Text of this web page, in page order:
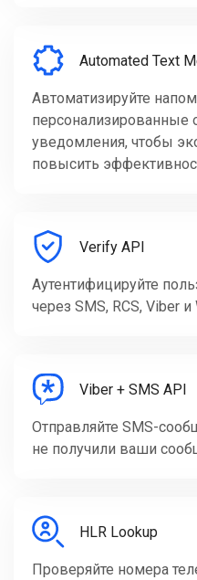
Automated Text
Автоматизируйте
персонализированные
уведомления, чтобы
повысить
Verify API
Аутентифицируйте
через SMS, RCS, Viber и
Viber + SMS API
Отправляйте SMS-
не получили ваши
HLR Lookup
Проверяйте номера